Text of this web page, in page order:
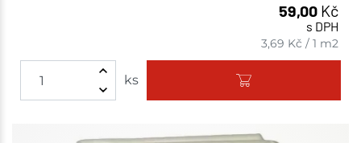
59,00 Kč
s DPH
3,69 Kč /1 m2
ks